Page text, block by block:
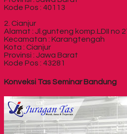
Kode Pos : 40113
2. Cianjur
Alamat : Jl.gunteng komp.LDII no
Kecamatan : Karangtengah
Kota : Cianjur
Provinsi : Jawa Barat
Kode Pos : 43281
Konveksi Tas Seminar Bandung